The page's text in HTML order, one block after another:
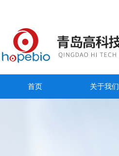
首页 关于我们